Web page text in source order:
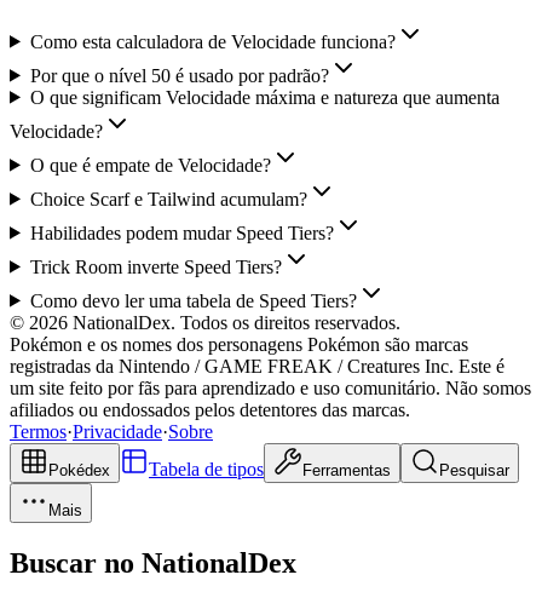
Como esta calculadora de Velocidade funciona?
Por que o nível 50 é usado por padrão?
O que significam Velocidade máxima e natureza que aumenta
Velocidade?
O que é empate de Velocidade?
Choice Scarf e Tailwind acumulam?
Habilidades podem mudar Speed Tiers?
Trick Room inverte Speed Tiers?
Como devo ler uma tabela de Speed Tiers?
© 2026 NationalDex. Todos os direitos reservados.
Pokémon e os nomes dos personagens Pokémon são marcas
registradas da Nintendo / GAME FREAK / Creatures Inc. Este é
um site feito por fãs para aprendizado e uso comunitário. Não somos
afiliados ou endossados pelos detentores das marcas.
Termos·Privacidade·Sobre
Pokédex Tabela de tipos Ferramentas Pesquisar
Mais
Buscar no NationalDex